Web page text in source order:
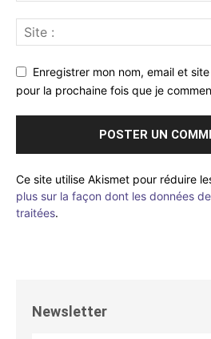
Enregistrer mon nom, email et
pour la prochaine fois que je
Ce site utilise Akismet pour réduire
plus sur la façon dont les données
traitées.
Newsletter